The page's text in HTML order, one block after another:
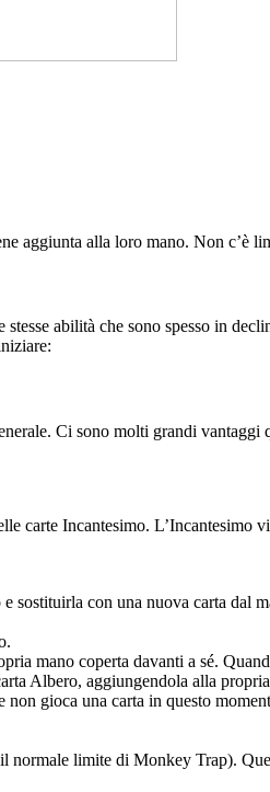
aggiunta alla loro mano. Non c’è
abilità che sono spesso in
Ci sono molti grandi vantaggi
carte Incantesimo. L’Incantesimo
sostituirla con una nuova carta dal
mano coperta davanti a sé.
Albero, aggiungendola alla
gioca una carta in questo
normale limite di Monkey Trap).